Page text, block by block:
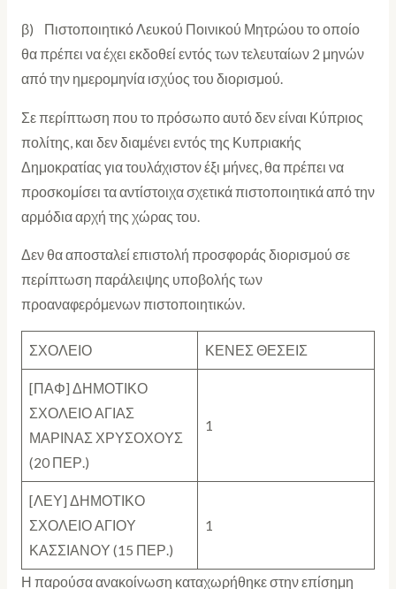
β) Πιστοποιητικό Λευκού Ποινικού Μητρώου το οποίο
θα πρέπει να έχει εκδοθεί εντός των τελευταίων 2 μηνών
από την ημερομηνία ισχύος του διορισμού.
Σε περίπτωση που το πρόσωπο αυτό δεν είναι Κύπριος
πολίτης, και δεν διαμένει εντός της Κυπριακής
Δημοκρατίας για τουλάχιστον έξι μήνες, θα πρέπει να
προσκομίσει τα αντίστοιχα σχετικά πιστοποιητικά από την
αρμόδια αρχή της χώρας του.
Δεν θα αποσταλεί επιστολή προσφοράς διορισμού σε
περίπτωση παράλειψης υποβολής των
προαναφερόμενων πιστοποιητικών.
ΣΧΟΛΕΙΟ ΚΕΝΕΣ ΘΕΣΕΙΣ
[ΠΑΦ] ΔΗΜΟΤΙΚΟ
ΣΧΟΛΕΙΟ ΑΓΙΑΣ
ΜΑΡΙΝΑΣ ΧΡΥΣΟΧΟΥΣ
(20 ΠΕΡ.)
1
[ΛΕΥ] ΔΗΜΟΤΙΚΟ
ΣΧΟΛΕΙΟ ΑΓΙΟΥ
ΚΑΣΣΙΑΝΟΥ (15 ΠΕΡ.)
1
Η παρούσα ανακοίνωση καταχωρήθηκε στην επίσημη